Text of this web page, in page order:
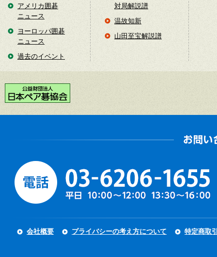
アメリカ囲碁
ニュース
ヨーロッパ囲碁
ニュース
過去のイベント
対局解説譜
温故知新
山田至宝解説譜
会社概要 プライバシーの考え方について 特定商取